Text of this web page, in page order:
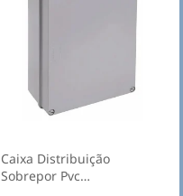
Caixa Distribuição
Sobrepor Pvc